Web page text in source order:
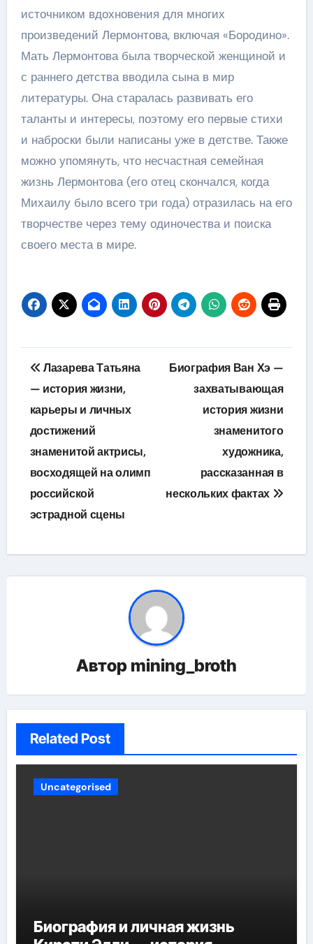
источником вдохновения для многих
произведений Лермонтова, включая «Бородино».
Мать Лермонтова была творческой женщиной и
с раннего детства вводила сына в мир
литературы. Она старалась развивать его
таланты и интересы, поэтому его первые стихи
и наброски были написаны уже в детстве. Также
можно упомянуть, что несчастная семейная
жизнь Лермонтова (его отец скончался, когда
Михаилу было всего три года) отразилась на его
творчестве через тему одиночества и поиска
своего места в мире.
Навигация
по
записям
Лазарева Татьяна
— история жизни,
карьеры и личных
достижений
знаменитой актрисы,
восходящей на олимп
российской
эстрадной сцены
Биография Ван Хэ —
захватывающая
история жизни
знаменитого
художника,
рассказанная в
нескольких фактах
Автор mining_broth
Related Post
Uncategorised
Биография и личная жизнь